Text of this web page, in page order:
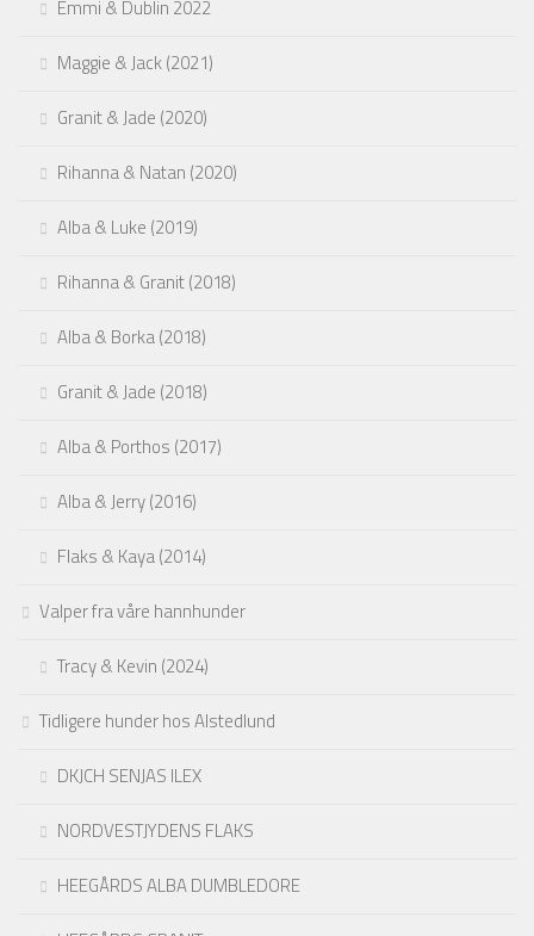
Emmi & Dublin 2022
Maggie & Jack (2021)
Granit & Jade (2020)
Rihanna & Natan (2020)
Alba & Luke (2019)
Rihanna & Granit (2018)
Alba & Borka (2018)
Granit & Jade (2018)
Alba & Porthos (2017)
Alba & Jerry (2016)
Flaks & Kaya (2014)
Valper fra våre hannhunder
Tracy & Kevin (2024)
Tidligere hunder hos Alstedlund
DKJCH SENJAS ILEX
NORDVESTJYDENS FLAKS
HEEGÅRDS ALBA DUMBLEDORE